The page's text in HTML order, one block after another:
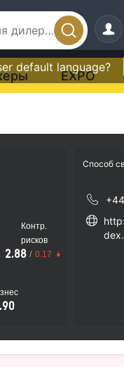
default language?
EXPO
Контр.
рисков
2.88 / 0.17
Способ